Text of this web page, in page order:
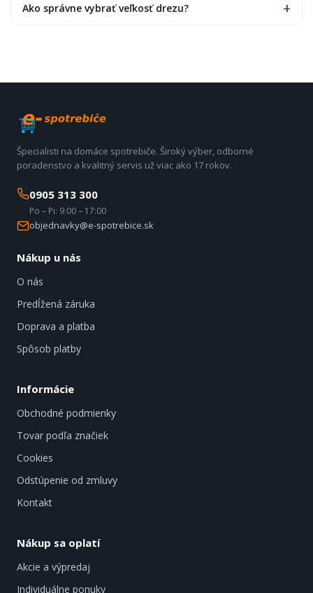
Ako správne vybrať veľkosť drezu?
Špecialisti na domáce spotrebiče. Široký výber, odborné
poradenstvo a kvalitný servis už viac ako 17 rokov.
0905 313 300
Po – Pi: 9:00 – 17:00
objednavky@e-spotrebice.sk
Nákup u nás
O nás
Predĺžená záruka
Doprava a platba
Spôsob platby
Informácie
Obchodné podmienky
Tovar podľa značiek
Cookies
Odstúpenie od zmluvy
Kontakt
Nákup sa oplatí
Akcie a výpredaj
Individuálne ponuky